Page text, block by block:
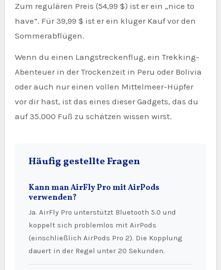
Zum regulären Preis (54,99 $) ist er ein „nice to
have“. Für 39,99 $ ist er ein kluger Kauf vor den
Sommerabflügen.
Wenn du einen Langstreckenflug, ein Trekking-
Abenteuer in der Trockenzeit in Peru oder Bolivia
oder auch nur einen vollen Mittelmeer-Hüpfer
vor dir hast, ist das eines dieser Gadgets, das du
auf 35.000 Fuß zu schätzen wissen wirst.
Häufig gestellte Fragen
Kann man AirFly Pro mit AirPods
verwenden?
Ja. AirFly Pro unterstützt Bluetooth 5.0 und
koppelt sich problemlos mit AirPods
(einschließlich AirPods Pro 2). Die Kopplung
dauert in der Regel unter 20 Sekunden.